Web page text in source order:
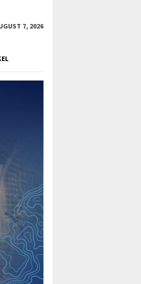
7, 2026